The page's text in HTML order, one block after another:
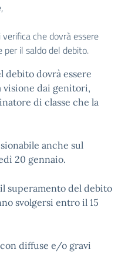
che dovrà essere
il saldo del debito.
debito dovrà essere
dai genitori,
di classe che la
anche sul
20 gennaio.
superamento del debito
svolgersi entro il 15
diffuse e/o gravi